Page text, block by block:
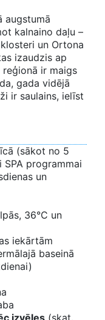
augstumā
kalnaino daļu –
un Ortona
izaudzis ap
reģionā ir maigs
gada vidējā
ir saulains, ielīst
(sākot no 5
programmai
un
36°C un
iekārtām
baseinā
izvēles (skat.